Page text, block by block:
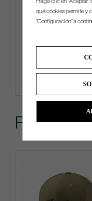
TaylorMade Microfiber
Towel
Compra
Popular
qué cookies permite y
"Configuración" a